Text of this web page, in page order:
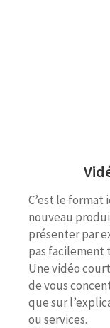
C’est le
nouveau
présenter par
pas facilement
Une vidéo
de vous
que sur
ou services.